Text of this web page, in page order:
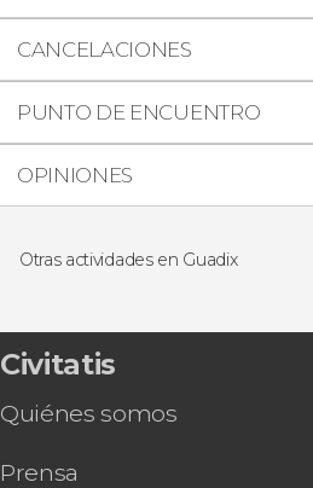
CANCELACIONES
PUNTO DE ENCUENTRO
OPINIONES
Otras actividades en Guadix
Entrada a la Catedral de
Civitatis
Quiénes somos
Prensa